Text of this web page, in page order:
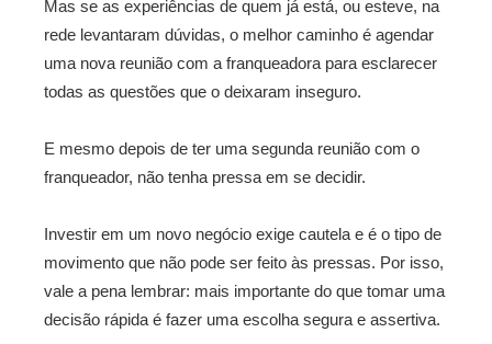
Mas se as experiências de quem já está, ou esteve, na
rede levantaram dúvidas, o melhor caminho é agendar
uma nova reunião com a franqueadora para esclarecer
todas as questões que o deixaram inseguro.
E mesmo depois de ter uma segunda reunião com o
franqueador, não tenha pressa em se decidir.
Investir em um novo negócio exige cautela e é o tipo de
movimento que não pode ser feito às pressas. Por isso,
vale a pena lembrar: mais importante do que tomar uma
decisão rápida é fazer uma escolha segura e assertiva.